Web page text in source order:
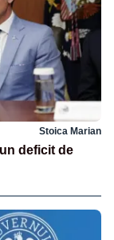
Stoica Marian
deficit de